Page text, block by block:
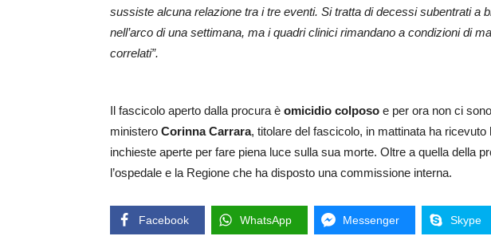
sussiste alcuna relazione tra i tre eventi. Si tratta di decessi subentrati a
nell’arco di una settimana, ma i quadri clinici rimandano a condizioni di
correlati”.
Il fascicolo aperto dalla procura è omicidio colposo e per ora non ci
ministero Corinna Carrara, titolare del fascicolo, in mattinata ha ricevuto
inchieste aperte per fare piena luce sulla sua morte. Oltre a quella della
l’ospedale e la Regione che ha disposto una commissione interna.
Facebook WhatsApp Messenger Skype